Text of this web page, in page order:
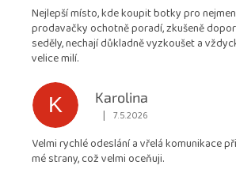
4,9
z
Nejlepší místo, kde koupit botky pro
prodavačky ochotně poradí, zkušeně
seděly, nechají důkladně vyzkoušet a
velice milí.
K
Karolina
Hodnocení obchodu je 5 z 5
| 7.5.2026
Velmi rychlé odeslání a vřelá komunikace
mé strany, což velmi oceňuji.